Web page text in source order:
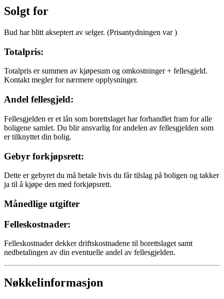
Solgt for
Bud har blitt akseptert av selger. (Prisantydningen var)
Totalpris:
Totalpris er summen av kjøpesum og omkostninger + fellesgjeld.
Kontakt megler for nærmere opplysninger.
Andel fellesgjeld:
Fellesgjelden er et lån som borettslaget har forhandlet fram for alle
boligene samlet. Du blir ansvarlig for andelen av fellesgjelden som
er tilknyttet din bolig.
Gebyr forkjøpsrett:
Dette er gebyret du må betale hvis du får tilslag på boligen og takker
ja til å kjøpe den med forkjøpsrett.
Månedlige utgifter
Felleskostnader:
Felleskostnader dekker driftskostnadene til borettslaget samt
nedbetalingen av din eventuelle andel av fellesgjelden.
Nøkkelinformasjon